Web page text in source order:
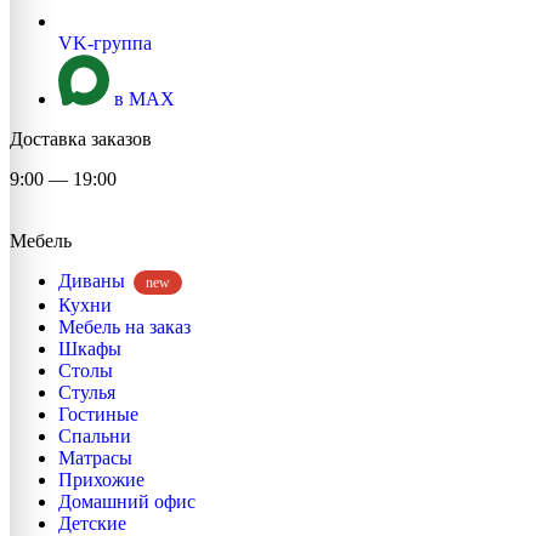
VK-группа
в MAX
Доставка заказов
9:00 — 19:00
Мебель
Диваны
new
Кухни
Мебель на заказ
Шкафы
Столы
Стулья
Гостиные
Спальни
Матрасы
Прихожие
Домашний офис
Детские